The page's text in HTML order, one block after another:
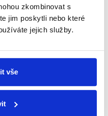
zkombinovat s
jim poskytli nebo které
jejich služby.
vše
Česku šíří.
WhatsApp
události